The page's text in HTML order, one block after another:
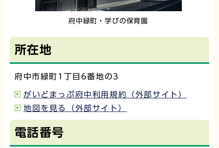
府中緑町・学びの保育園
所在地
府中市緑町1丁目6番地の3
がいどまっぷ府中利用規約（外部サイト）
地図を見る（外部サイト）
電話番号